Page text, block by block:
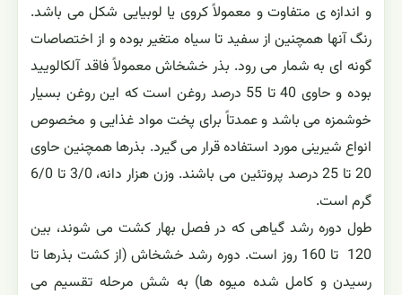
و اندازه ی متفاوت و معمولاً کروی یا لوبیایی شکل می باشد.
رنگ آنها همچنین از سفید تا سیاه متغیر بوده و از اختصاصات
گونه ای به شمار می رود. بذر خشخاش معمولاً فاقد آلکالویید
بوده و حاوی 40 تا 55 درصد روغن است که این روغن بسیار
خوشمزه می باشد و عمدتاً برای پخت مواد غذایی و مخصوص
انواع شیرینی مورد استفاده قرار می گیرد. بذرها همچنین حاوی
20 تا 25 درصد پروتئین می باشند. وزن هزار دانه، 3/0 تا 6/0
گرم است.
طول دوره رشد گیاهی که در فصل بهار کشت می شوند، بین
120 تا 160 روز است. دوره رشد خشخاش (از کشت بذرها تا
رسیدن و کامل شده میوه ها) به شش مرحله تقسیم می